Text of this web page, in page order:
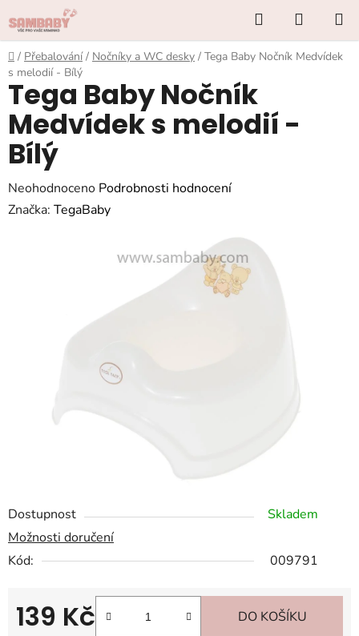
na
obsah
Hledat
KOŠÍK
Domů
/ Přebalování / Nočníky a WC desky / Tega Baby Nočník Medvídek
s melodií - Bílý
Dostupnost
Skladem
Možnosti doručení
Kód:
009791
139 Kč DO KOŠÍKU
Tega Baby Nočník
Medvídek s melodií -
Bílý
Průměrné
hodnocení
Neohodnoceno Podrobnosti hodnocení
Značka: TegaBaby